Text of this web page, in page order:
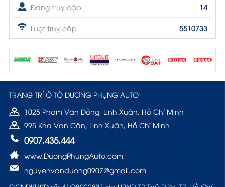
Đang truy cập 14
Lượt truy cập 5510733
TRANG TRÍ Ô TÔ DƯƠNG PHỤNG AUTO
1025 Phạm Văn Đồng, Linh Xuân, Hồ Chí Minh
995 Kha Vạn Cân, Linh Xuân, Hồ Chí Minh
0907.435.444
www.DuongPhungAuto.com
nguyenvanduong0907@gmail.com